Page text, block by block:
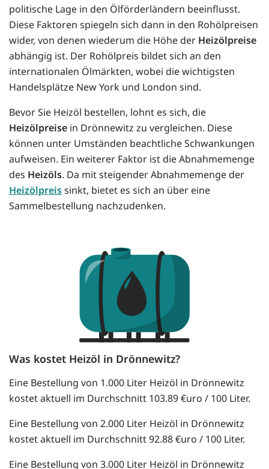
politische Lage in den Ölförderländern beeinflusst.
Diese Faktoren spiegeln sich dann in den Rohölpreisen
wider, von denen wiederum die Höhe der Heizölpreise
abhängig ist. Der Rohölpreis bildet sich an den
internationalen Ölmärkten, wobei die wichtigsten
Handelsplätze New York und London sind.
Bevor Sie Heizöl bestellen, lohnt es sich, die
Heizölpreise in Drönnewitz zu vergleichen. Diese
können unter Umständen beachtliche Schwankungen
aufweisen. Ein weiterer Faktor ist die Abnahmemenge
des Heizöls. Da mit steigender Abnahmemenge der
Heizölpreissinkt, bietet es sich an über eine
Sammelbestellung nachzudenken.
Was kostet Heizöl in Drönnewitz?
Eine Bestellung von 1.000 Liter Heizöl in Drönnewitz
kostet aktuell im Durchschnitt 103.89 €uro / 100 Liter.
Eine Bestellung von 2.000 Liter Heizöl in Drönnewitz
kostet aktuell im Durchschnitt 92.88 €uro / 100 Liter.
Eine Bestellung von 3.000 Liter Heizöl in Drönnewitz